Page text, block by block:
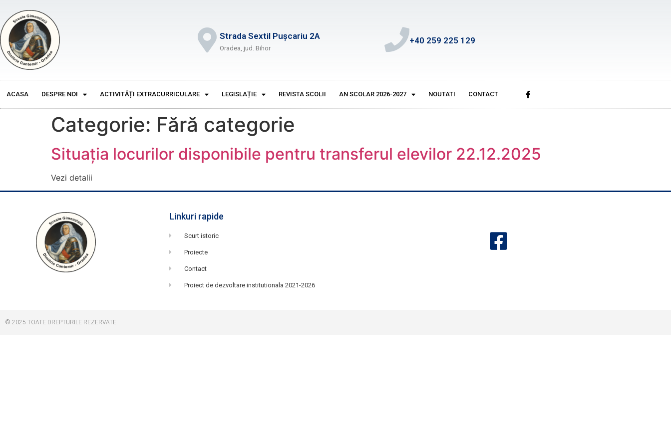
Strada Sextil Pușcariu 2A
Oradea, jud. Bihor
+40 259 225 129
ACASA DESPRE NOI ACTIVITĂȚI EXTRACURRICULARE LEGISLAȚIE REVISTA SCOLII AN SCOLAR 2026-2027 NOUTATI CONTACT
Categorie: Fără categorie
Situația locurilor disponibile pentru transferul elevilor 22.12.2025
Vezi detalii
Linkuri rapide
Scurt istoric
Proiecte
Contact
Proiect de dezvoltare institutionala 2021-2026
© 2025 TOATE DREPTURILE REZERVATE